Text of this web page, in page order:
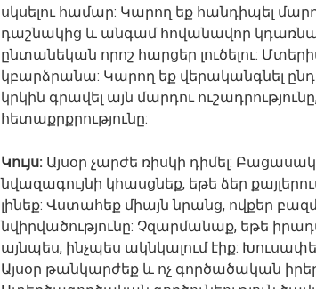
սկսելու համար: Կարող եք հանդիպել
դաշնակից և անգամ հովանավոր
ընտանեկան որոշ հարցեր լուծելու:
կբարձրանա: Կարող եք վերականգնել
կրկին գրավել այն մարդու
հետաքրքրությունը:
Կույս: Այսօր չարժե ռիսկի դիմել:
նվազագույնի կհասցնեք, եթե ձեր
լինեք: Վստահեք միայն նրանց, ովքեր
նվիրվածությունը: Չզարմանաք, եթե
այնպես, ինչպես ակնկալում էիք:
Այսօր թանկարժեք և ոչ գործածական իրեր